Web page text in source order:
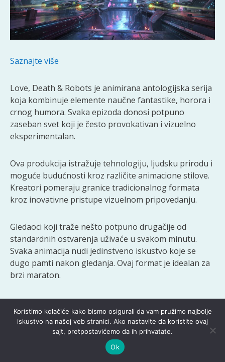
Saznajte više
Love, Death & Robots je animirana antologijska serija
koja kombinuje elemente naučne fantastike, horora i
crnog humora. Svaka epizoda donosi potpuno
zaseban svet koji je često provokativan i vizuelno
eksperimentalan.
Ova produkcija istražuje tehnologiju, ljudsku prirodu i
moguće budućnosti kroz različite animacione stilove.
Kreatori pomeraju granice tradicionalnog formata
kroz inovativne pristupe vizuelnom pripovedanju.
Gledaoci koji traže nešto potpuno drugačije od
standardnih ostvarenja uživaće u svakom minutu.
Svaka animacija nudi jedinstveno iskustvo koje se
dugo pamti nakon gledanja. Ovaj format je idealan za
brzi maraton.
Maniac
Koristimo kolačiće kako bismo osigurali da vam pružimo najbolje
iskustvo na našoj veb stranici. Ako nastavite da koristite ovaj
sajt, pretpostavićemo da ih prihvatate.
Ok